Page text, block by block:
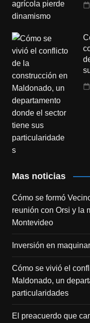
Mas noticias
Cómo se formó
reunión con Orsi y la
Montevideo
Inversión en
Cómo se vivió el
Maldonado, un
particularidades
El preacuerdo que